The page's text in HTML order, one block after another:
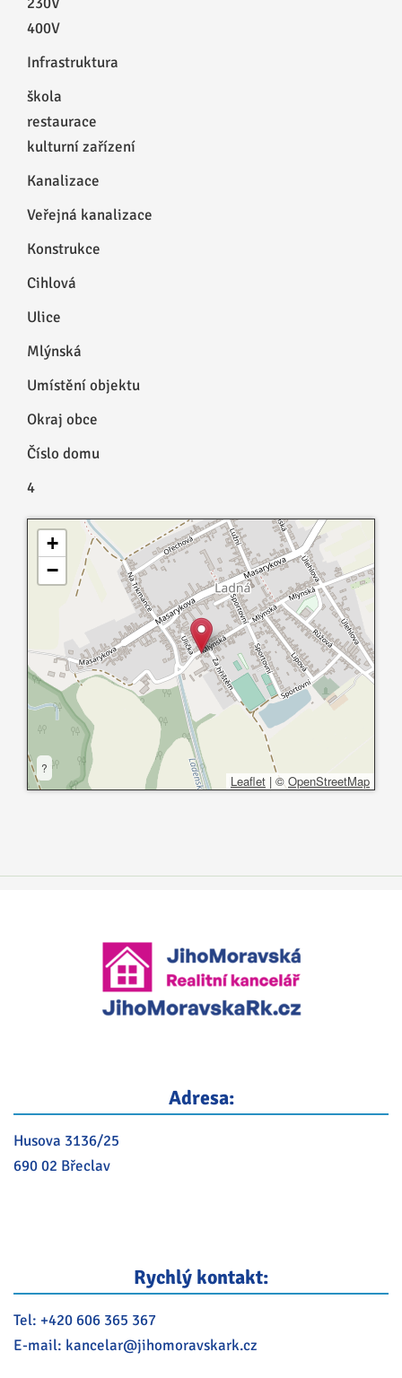
400V
Infrastruktura
škola
restaurace
kulturní zařízení
Kanalizace
Veřejná kanalizace
Konstrukce
Cihlová
Ulice
Mlýnská
Umístění objektu
Okraj obce
Číslo domu
4
+
−
?
Leaflet | ©OpenStreetMap
Adresa:
Husova 3136/25
690 02 Břeclav
Rychlý kontakt:
Tel: +420 606 365 367
E-mail: kancelar@jihomoravskark.cz